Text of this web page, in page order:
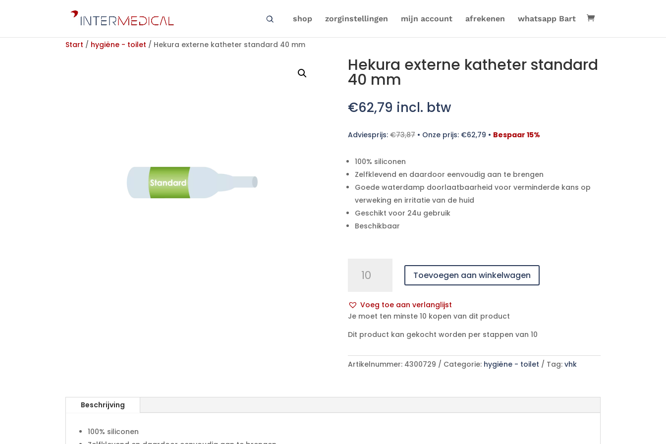
shop zorginstellingen mijn account afrekenen whatsapp Bart
Start / hygiëne - toilet / Hekura externe katheter standard 40 mm
Hekura externe katheter standard
40 mm
€62,79 incl. btw
Adviesprijs:€73,87• Onze prijs: €62,79 • Bespaar 15%
100% siliconen
Zelfklevend en daardoor eenvoudig aan te brengen
Goede waterdamp doorlaatbaarheid voor verminderde kans op
verweking en irritatie van de huid
Geschikt voor 24u gebruik
Beschikbaar
externe
40
mm
aantal
Toevoegen aan winkelwagen
Voeg toe aan verlanglijst
A
t
r
t
Je moet ten minste 10 kopen van dit product
Dit product kan gekocht worden per stappen van 10
Artikelnummer: 4300729 Categorie: hygiëne - toilet Tag: vhk
Beschrijving
100% siliconen